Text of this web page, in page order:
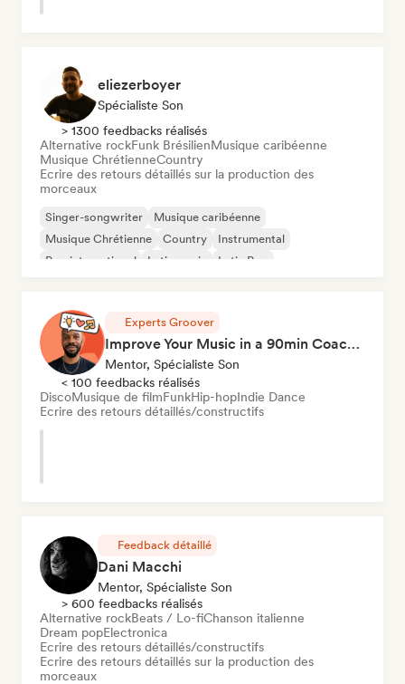
eliezerboyer
Spécialiste Son
> 1300 feedbacks réalisés
Alternative rockFunk BrésilienMusique caribéenne
Musique ChrétienneCountry
Ecrire des retours détaillés sur la production des
morceaux
Singer-songwriter
Musique caribéenne
Musique Chrétienne
Country
Instrumental
Pop international
Latin music Latin Pop
Experts Groover
Improve Your Music in a 90min Coaching Session
Mentor, Spécialiste Son
< 100 feedbacks réalisés
DiscoMusique de filmFunkHip-hopIndie Dance
Ecrire des retours détaillés/constructifs
Feedback détaillé
Dani Macchi
Mentor, Spécialiste Son
> 600 feedbacks réalisés
Alternative rockBeats / Lo-fiChanson italienne
Dream popElectronica
Ecrire des retours détaillés/constructifs
Ecrire des retours détaillés sur la production des
morceaux